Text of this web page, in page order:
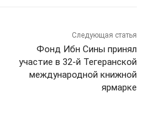
Следующая статья
Фонд Ибн Сины принял
участие в 32-й Тегеранской
международной книжной
ярмарке